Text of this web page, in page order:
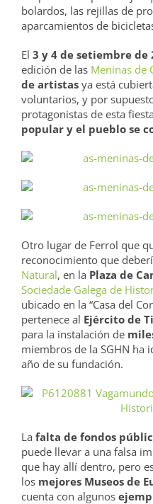
bolardos, las rejillas de
aparcamientos de
El 3 y 4 de setiembre de
edición de las Meninas de
de artistas ya está
voluntarios, y por
protagonistas de esta
popular y el pueblo se
Otro lugar de Ferrol que
reconocimiento que
Natural, en la Plaza de
Sociedade Galega de
ubicado en la “Casa del
pertenece al Ejército de
para la instalación de
miembros de la SGHN ha
año de su fundación.
La falta de fondos
puede llevar a una falsa
que hay allí dentro, pero
los mejores Museos de
cuenta con algunos